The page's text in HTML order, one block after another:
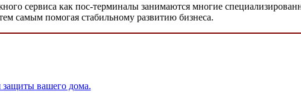
сервиса как пос-терминалы занимаются многие
самым помогая стабильному развитию бизнеса.
вашего дома.